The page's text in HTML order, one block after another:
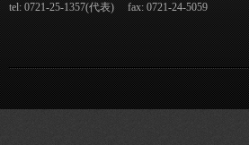
tel: 0721-25-1357(代表) fax: 0721-24-5059